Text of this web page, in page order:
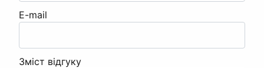
E-mail
Зміст відгуку